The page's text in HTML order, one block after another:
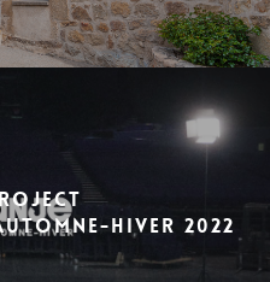
Hiver 2022